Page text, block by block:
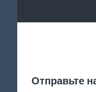
Отправьте